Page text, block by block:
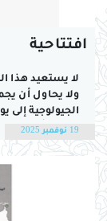
افتتاحية
لا يستعيد هذا
ولا يحاول أن
الجيولوجية
صحفي أن يقوم
بصيغ متعددة،
19 نوفمبر 2025